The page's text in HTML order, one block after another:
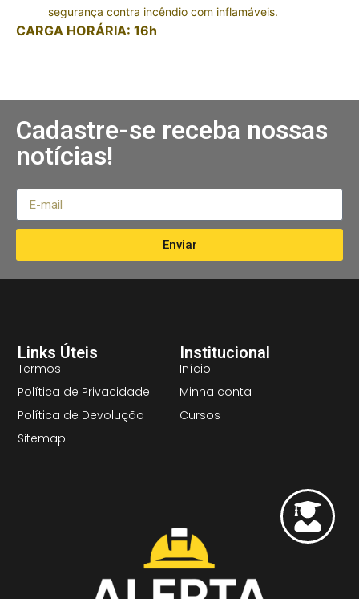
segurança contra incêndio com inflamáveis.
CARGA HORÁRIA: 16h
Cadastre-se receba nossas
notícias!
Enviar
Institucional
Início
Minha conta
Cursos
Links Úteis
Termos
Política de Privacidade
Política de Devolução
Sitemap